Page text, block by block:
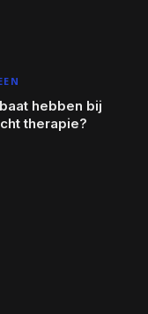
hebben bij
therapie?